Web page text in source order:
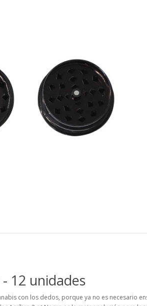
12 unidades
con los dedos, porque ya no es necesario